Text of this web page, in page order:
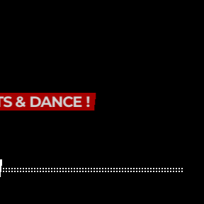
HITS & DANCE !